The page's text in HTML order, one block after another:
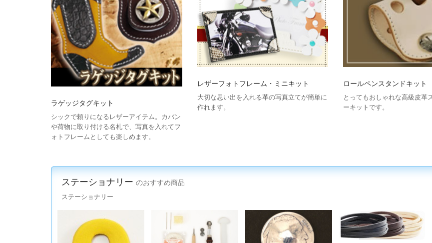
ラゲッジタグキット
シックで頼りになるレザーアイテム。カバン
や荷物に取り付ける名札で、写真を入れてフ
ォトフレームとしても楽しめます。
レザーフォトフレーム・ミニキット
大切な思い出を入れる革の写真立てが簡単に
作れます。
ロールペンスタンドキット
とってもおしゃれな高級皮革
ーキットです。
ステーショナリー のおすすめ商品
ステーショナリー